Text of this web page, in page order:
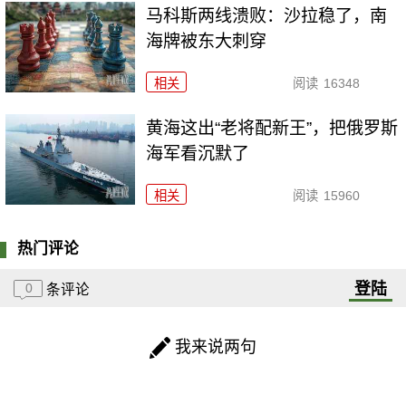
马科斯两线溃败：沙拉稳了，南
海牌被东大刺穿
相关 阅读 16348
黄海这出“老将配新王”，把俄罗斯
海军看沉默了
相关 阅读 15960
热门评论
0 条评论 登陆
我来说两句